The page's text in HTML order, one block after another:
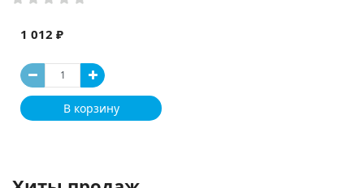
1 012 ₽
В корзину